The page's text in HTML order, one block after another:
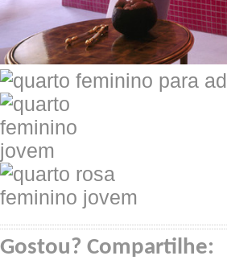
Gostou? Compartilhe: